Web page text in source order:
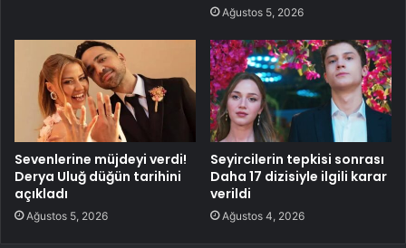
Ağustos 5, 2026
Sevenlerine müjdeyi verdi!
Derya Uluğ düğün tarihini
açıkladı
Ağustos 5, 2026
Seyircilerin tepkisi sonrası
Daha 17 dizisiyle ilgili karar
verildi
Ağustos 4, 2026